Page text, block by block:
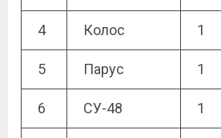
4 Колос 1
5 Парус 1
6 СУ-48 1